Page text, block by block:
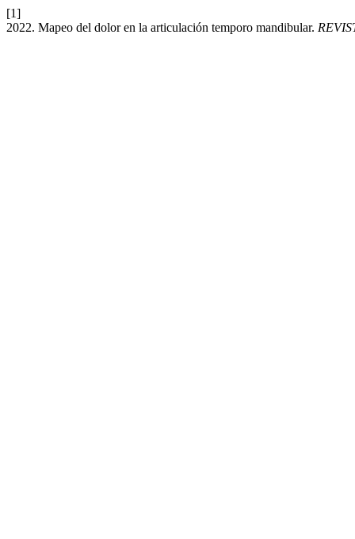
[1]
2022. Mapeo del dolor en la articulación temporo mandibular.